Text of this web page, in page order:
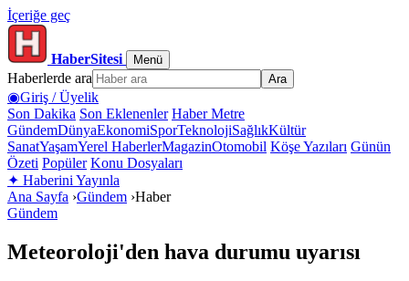
İçeriğe geç
HaberSitesi Menü
Haberlerde ara Ara
◉Giriş / Üyelik
Son Dakika Son Eklenenler Haber Metre
GündemDünyaEkonomiSporTeknolojiSağlıkKültür
SanatYaşamYerel HaberlerMagazinOtomobil Köşe Yazıları Günün
Özeti Popüler Konu Dosyaları
✦ Haberini Yayınla
Ana Sayfa ›Gündem ›Haber
Gündem
Meteoroloji'den hava durumu uyarısı